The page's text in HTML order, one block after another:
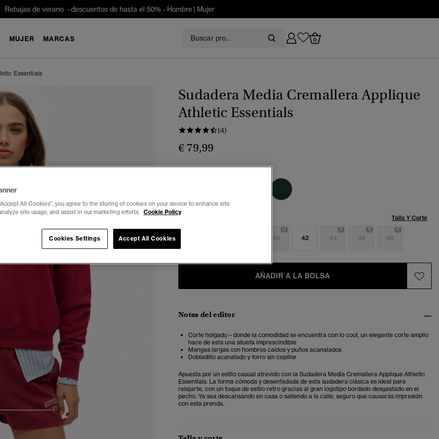
Rebajas de verano - descuentos de hasta el 50% - Hombre | Mujer
MUJER MARCAS 0
Essentials
3
Sudadera Media Cremallera Applique
Athletic Essentials
(4)
€ 79,99
Color:rojo burdeos
seleccionado
Seleccionar Talla: Talla Y Corte
40 42 44 46 48
AÑADIR A LA BOLSA
Notas del editor
Corte holgado – donde la comodidad se encuentra con lo cool, un elegante corte amplio
hace de esta una silueta imprescindible
Mangas largas con hombros caídos y puños acanalados
Dobladillo acanalado y forro sin cepillar
Apuesta por un estilo casual atrevido con la Sudadera Media Cremallera Applique Athletic
Essentials. La forma cómoda y desenfadada de esta sudadera clásica es ideal para
relajarte, con un toque de estilo retro gracias al gran logotipo bordado desgastado en el
pecho. Ya sea descansando en casa o saliendo a la calle, seguro que causarás impresión
con esta prenda.
All Cookies”, you agree to the storing of cookies on your device to enhance site
site usage, and assist in our marketing efforts. Cookie Policy
Accept All Cookies
Cookies Settings